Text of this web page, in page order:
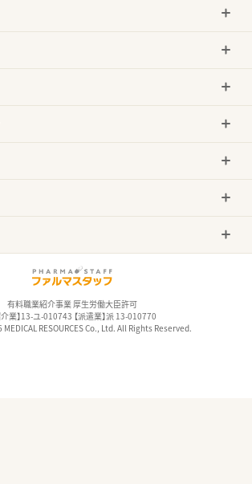
有料職業紹介事業 厚生労働大臣許可
介業】13-ユ-010743 【派遣業】派 13-010770
RESOURCES Co., Ltd. All Rights Reserved.